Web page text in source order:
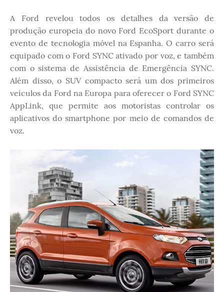
A Ford revelou todos os detalhes da versão de
produção europeia do novo Ford EcoSport durante o
evento de tecnologia móvel na Espanha. O carro será
equipado com o Ford SYNC ativado por voz, e também
com o sistema de Assistência de Emergência SYNC.
Além disso, o SUV compacto será um dos primeiros
veículos da Ford na Europa para oferecer o Ford SYNC
AppLink, que permite aos motoristas controlar os
aplicativos do smartphone por meio de comandos de
voz.